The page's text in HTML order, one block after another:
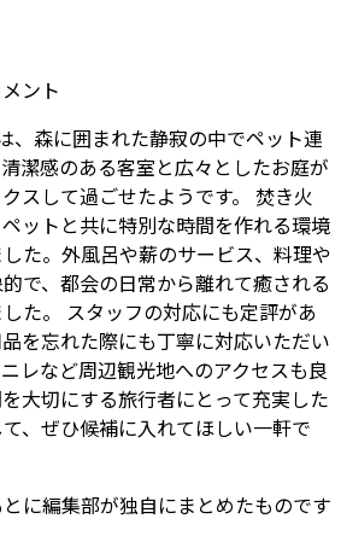
ント
、森に囲まれた静寂の中でペット連
潔感のある客室と広々としたお庭が
スして過ごせたようです。 焚き火
ットと共に特別な時間を作れる環境
た。外風呂や薪のサービス、料理や
で、都会の日常から離れて癒される
た。 スタッフの対応にも定評があ
を忘れた際にも丁寧に対応いただい
レなど周辺観光地へのアクセスも良
大切にする旅行者にとって充実した
、ぜひ候補に入れてほしい一軒で
に編集部が独自にまとめたものです